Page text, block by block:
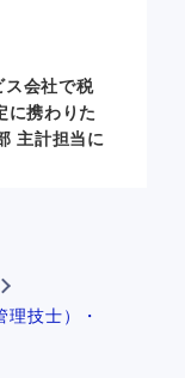
ス会社で税
に携わりた
主計担当に
技士）・